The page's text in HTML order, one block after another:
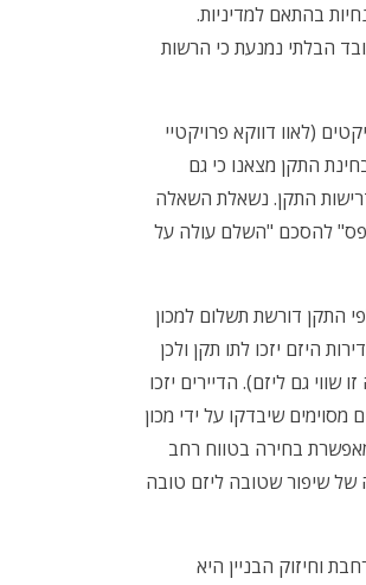
בהתאם למדיניות.
הבלתי נמנעת כי הרשות
(לאוו דווקא פרויקטיי
לנושא הבנייה הירוקה. התקן הישראלי לבנייה ירוקה (תקן 5281). בבחינת התקן מצאנו כי גם
בדרישות התקן. נשאלת השאלה
להסכם "השלם עולה על
התקן דורשת תשלום למכון
היזם יזכו לתו תקן ולכן
שווי גם ליזם). הדיירים יזכו
שיבדקו על ידי מכון
בחירה בטווח רחב
של שיפור שטובה ליזם טובה
וחיזוק הבניין היא